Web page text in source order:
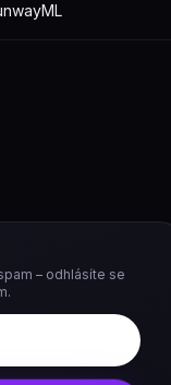
– odhlásíte se